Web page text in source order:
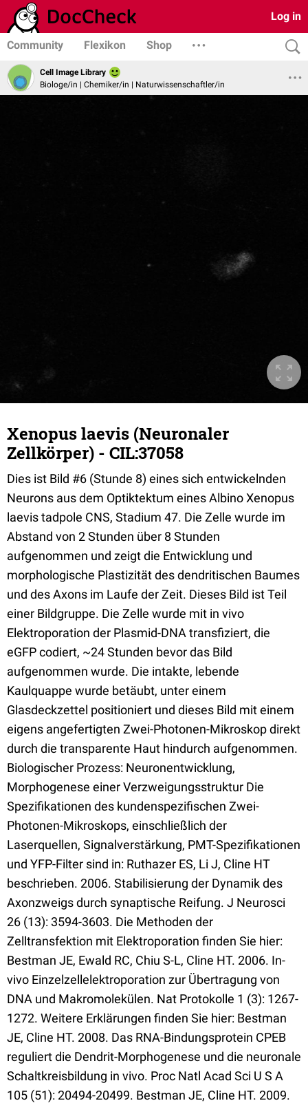
Log in
Community Flexikon Shop
Cell Image Library
Biologe/in | Chemiker/in | Naturwissenschaftler/in
Xenopus laevis (Neuronaler
Zellkörper) - CIL:37058
Dies ist Bild #6 (Stunde 8) eines sich entwickelnden
Neurons aus dem Optiktektum eines Albino Xenopus
laevis tadpole CNS, Stadium 47. Die Zelle wurde im
Abstand von 2 Stunden über 8 Stunden
aufgenommen und zeigt die Entwicklung und
morphologische Plastizität des dendritischen Baumes
und des Axons im Laufe der Zeit. Dieses Bild ist Teil
einer Bildgruppe. Die Zelle wurde mit in vivo
Elektroporation der Plasmid-DNA transfiziert, die
eGFP codiert, ~24 Stunden bevor das Bild
aufgenommen wurde. Die intakte, lebende
Kaulquappe wurde betäubt, unter einem
Glasdeckzettel positioniert und dieses Bild mit einem
eigens angefertigten Zwei-Photonen-Mikroskop direkt
durch die transparente Haut hindurch aufgenommen.
Biologischer Prozess: Neuronentwicklung,
Morphogenese einer Verzweigungsstruktur Die
Spezifikationen des kundenspezifischen Zwei-
Photonen-Mikroskops, einschließlich der
Laserquellen, Signalverstärkung, PMT-Spezifikationen
und YFP-Filter sind in: Ruthazer ES, Li J, Cline HT
beschrieben. 2006. Stabilisierung der Dynamik des
Axonzweigs durch synaptische Reifung. J Neurosci
26 (13): 3594-3603. Die Methoden der
Zelltransfektion mit Elektroporation finden Sie hier:
Bestman JE, Ewald RC, Chiu S-L, Cline HT. 2006. In-
vivo Einzelzellelektroporation zur Übertragung von
DNA und Makromolekülen. Nat Protokolle 1 (3): 1267-
1272. Weitere Erklärungen finden Sie hier: Bestman
JE, Cline HT. 2008. Das RNA-Bindungsprotein CPEB
reguliert die Dendrit-Morphogenese und die neuronale
Schaltkreisbildung in vivo. Proc Natl Acad Sci U S A
105 (51): 20494-20499. Bestman JE, Cline HT. 2009.